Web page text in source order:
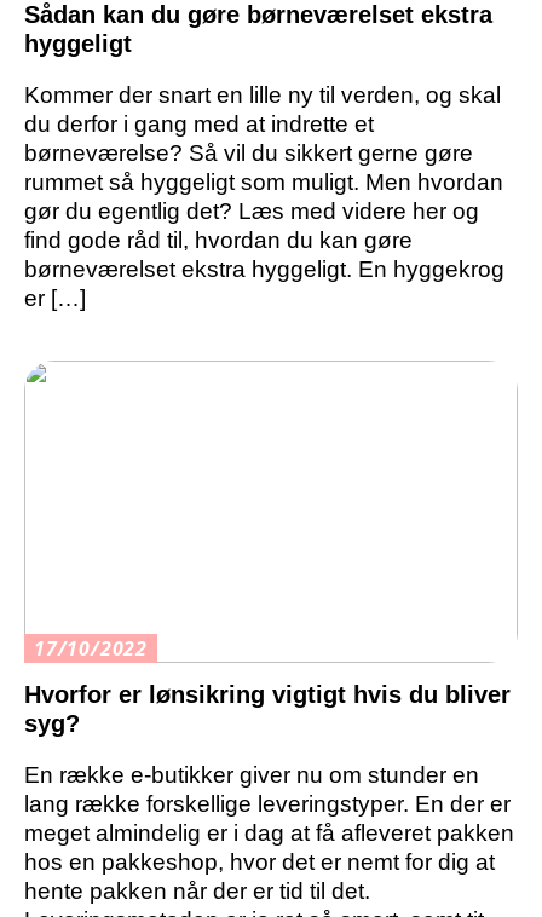
Sådan kan du gøre børneværelset ekstra
hyggeligt
Kommer der snart en lille ny til verden, og skal
du derfor i gang med at indrette et
børneværelse? Så vil du sikkert gerne gøre
rummet så hyggeligt som muligt. Men hvordan
gør du egentlig det? Læs med videre her og
find gode råd til, hvordan du kan gøre
børneværelset ekstra hyggeligt. En hyggekrog
er […]
17/10/2022
Hvorfor er lønsikring vigtigt hvis du bliver
syg?
En række e-butikker giver nu om stunder en
lang række forskellige leveringstyper. En der er
meget almindelig er i dag at få afleveret pakken
hos en pakkeshop, hvor det er nemt for dig at
hente pakken når der er tid til det.